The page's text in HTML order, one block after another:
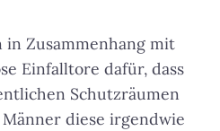
in Zusammenhang mit
Einfalltore dafür, dass
Schutzräumen
diese irgendwie